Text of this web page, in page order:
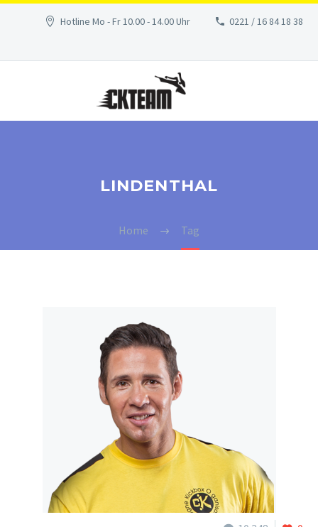
Hotline Mo - Fr 10.00 - 14.00 Uhr 0221 / 16 84 18 38
LINDENTHAL
Home Tag